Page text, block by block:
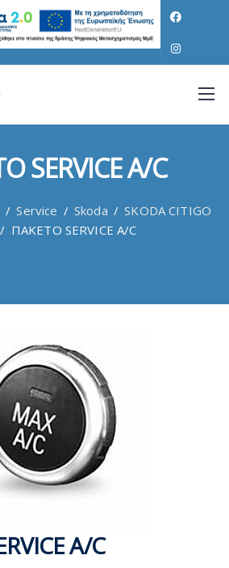
SERVICE A/C
/ Service / Skoda / SKODA CITIGO
/ ΠΑΚΕΤΟ SERVICE A/C
A/C